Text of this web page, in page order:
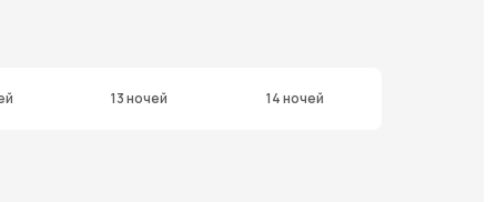
13 ночей 14 ночей